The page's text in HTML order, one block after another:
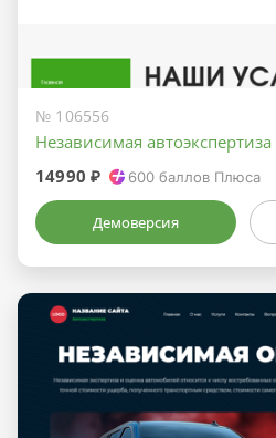
№ 106556
Независимая автоэкспертиза
14990 ₽
600 баллов Плюса
Демоверсия